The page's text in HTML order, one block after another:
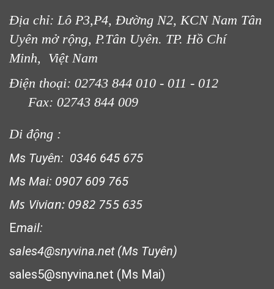
LƯỚI CHẮN ĐỘNG VẬT
Địa chỉ: Lô P3,P4, Đường N2, KCN Nam Tân
Uyên mở rộng, P.Tân Uyên. TP. Hồ Chí
Minh, Việt Nam
Điện thoại: 02743 844 010 - 011 - 012
Fax: 02743 844 009
Di động :
Ms Tuyên: 0346 645 675
Ms Mai: 0907 609 765
Ms Vivian: 0982 755 635
Email:
sales4@snyvina.net (Ms Tuyên)
sales5@snyvina.net (Ms Mai)